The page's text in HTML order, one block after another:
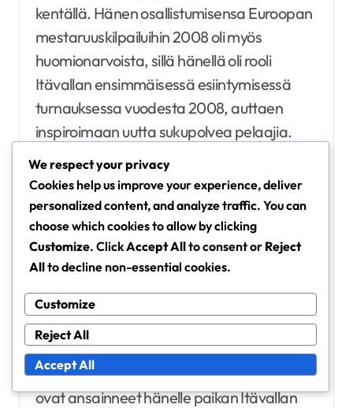
kentällä. Hänen osallistumisensa Euroopan
mestaruuskilpailuihin 2008 oli myös
huomionarvoista, sillä hänellä oli rooli
Itävallan ensimmäisessä esiintymisessä
turnauksessa vuodesta 2008, auttaen
inspiroimaan uutta sukupolvea pelaajia.
Ennätykset ja saavutukset
Herzogilla on useita ennätyksiä, jotka
korostavat hänen asemaansa Itävallan
jalkapallohistoriassa. Hän kuuluu
kansainvälisten esiintymisten osalta
huippupelaajien joukkoon, ja hänen
ennätyksensä heijastaa hänen
pitkäaikaisuuttaan ja sitoutumistaan
maajoukkueeseen. Hänen panoksensa
ovat ansainneet hänelle paikan Itävallan
We respect your privacy
Cookies help us improve your experience, deliver
personalized content, and analyze traffic. You can
choose which cookies to allow by clicking
Customize. ClickAccept Allto consent or Reject
Allto decline non-essential cookies.
Customize
Reject All
Accept All